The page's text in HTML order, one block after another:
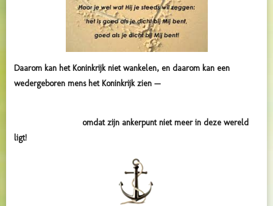
Daarom kan het Koninkrijk niet wankelen, en daarom kan een
wedergeboren mens het Koninkrijk zien —
omdat zijn ankerpunt niet meer in deze wereld
ligt!